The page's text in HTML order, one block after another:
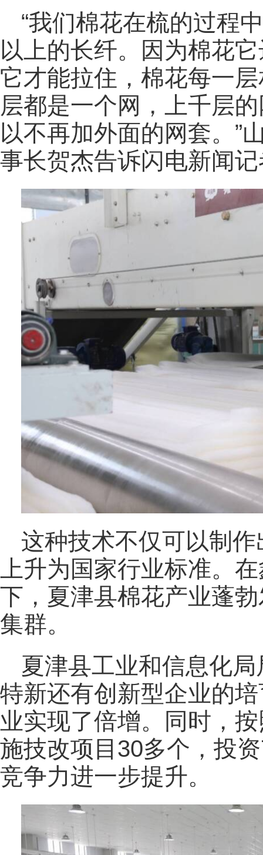
“我们棉花在梳的过程
以上的长纤。因为棉花
它才能拉住，棉花每一
层都是一个网，上千层
以不再加外面的网套。”
事长贺杰告诉闪电新闻
这种技术不仅可以制
上升为国家行业标准。
下，夏津县棉花产业蓬
集群。
夏津县工业和信息化
特新还有创新型企业的
业实现了倍增。同时，
施技改项目30多个，投
竞争力进一步提升。